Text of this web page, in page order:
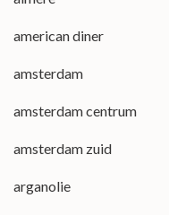
american diner
amsterdam
amsterdam centrum
amsterdam zuid
arganolie